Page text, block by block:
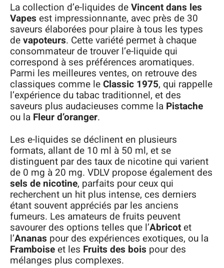
La collection d’e-liquides deVincent dans les
Vapes est impressionnante, avec près de 30
saveurs élaborées pour plaire à tous les types
devapoteurs. Cette variété permet à chaque
consommateur de trouver l’e-liquide qui
correspond à ses préférences aromatiques.
Parmi les meilleures ventes, on retrouve des
classiques comme leClassic 1975, qui rappelle
l’expérience du tabac traditionnel, et des
saveurs plus audacieuses comme la Pistache
ou la Fleur d’oranger.
Les e-liquides se déclinent en plusieurs
formats, allant de 10 ml à 50 ml, et se
distinguent par des taux de nicotine qui varient
de 0 mg à 20 mg. VDLV propose également des
sels de nicotine, parfaits pour ceux qui
recherchent un hit plus intense, ces derniers
étant souvent appréciés par les anciens
fumeurs. Les amateurs de fruits peuvent
savourer des options telles que l’Abricotet
l’Ananas pour des expériences exotiques, ou la
Framboiseet les Fruits des bois pour des
mélanges plus complexes.